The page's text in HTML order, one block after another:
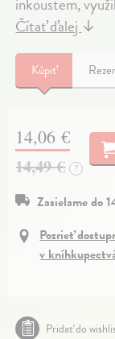
Čítať ďalej↓
Kúpiť
14,06 €
14,49 € ?
Zasielame do
Pozrieť
v
Pridať do